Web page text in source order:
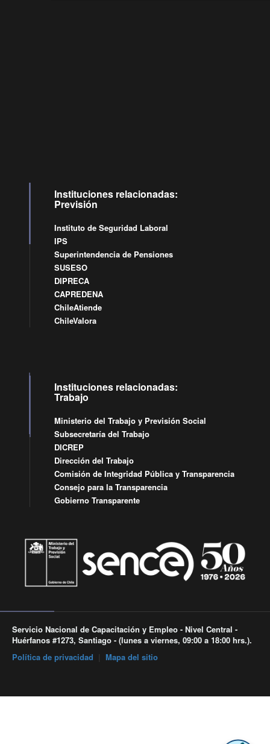
Instituciones relacionadas:
Previsión
Instituto de Seguridad Laboral
IPS
Superintendencia de Pensiones
SUSESO
DIPRECA
CAPREDENA
ChileAtiende
ChileValora
Instituciones relacionadas:
Trabajo
Ministerio del Trabajo y Previsión Social
Subsecretaría del Trabajo
DICREP
Dirección del Trabajo
Comisión de Integridad Pública y Transparencia
Consejo para la Transparencia
Gobierno Transparente
Servicio Nacional de Capacitación y Empleo - Nivel Central -
Huérfanos #1273, Santiago - (lunes a viernes, 09:00 a 18:00 hrs.).
Política de privacidad
Mapa del sitio